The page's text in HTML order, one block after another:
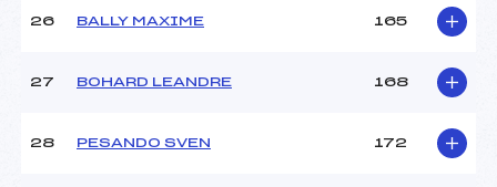
26 BALLY MAXIME 165
27 BOHARD LEANDRE 168
28 PESANDO SVEN 172